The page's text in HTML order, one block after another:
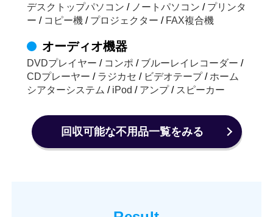
デスクトップパソコン / ノートパソコン / プリンタ
ー / コピー機/ プロジェクター / FAX複合機
オーディオ機器
DVDプレイヤー / コンポ / ブルーレイレコーダー /
CDプレーヤー / ラジカセ / ビデオテープ/ ホーム
シアターシステム / iPod / アンプ/ スピーカー
回収可能な不用品一覧をみる